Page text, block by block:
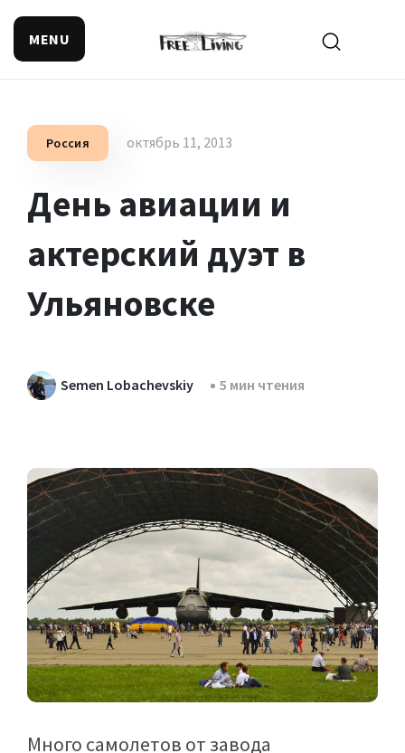
MENU
Россия октябрь 11, 2013
День авиации и
актерский дуэт в
Ульяновске
Semen Lobachevskiy 5 мин чтения
Много самолетов от завода